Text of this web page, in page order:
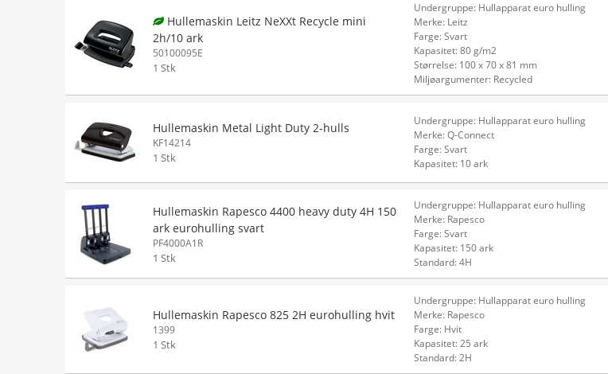
Hullemaskin Leitz NeXXt Recycle mini
2h/10 ark
50100095E
1 Stk
Undergruppe: Hullapparat euro hulling
Merke: Leitz
Farge: Svart
Kapasitet: 80 g/m2
Størrelse: 100 x 70 x 81 mm
Miljøargumenter: Recycled
Hullemaskin Metal Light Duty 2-hulls
KF14214
1 Stk
Undergruppe: Hullapparat euro hulling
Merke: Q-Connect
Farge: Svart
Kapasitet: 10 ark
Hullemaskin Rapesco 4400 heavy duty 4H 150
ark eurohulling svart
PF4000A1R
1 Stk
Undergruppe: Hullapparat euro hulling
Merke: Rapesco
Farge: Svart
Kapasitet: 150 ark
Standard: 4H
Hullemaskin Rapesco 825 2H eurohulling hvit
1399
1 Stk
Undergruppe: Hullapparat euro hulling
Merke: Rapesco
Farge: Hvit
Kapasitet: 25 ark
Standard: 2H